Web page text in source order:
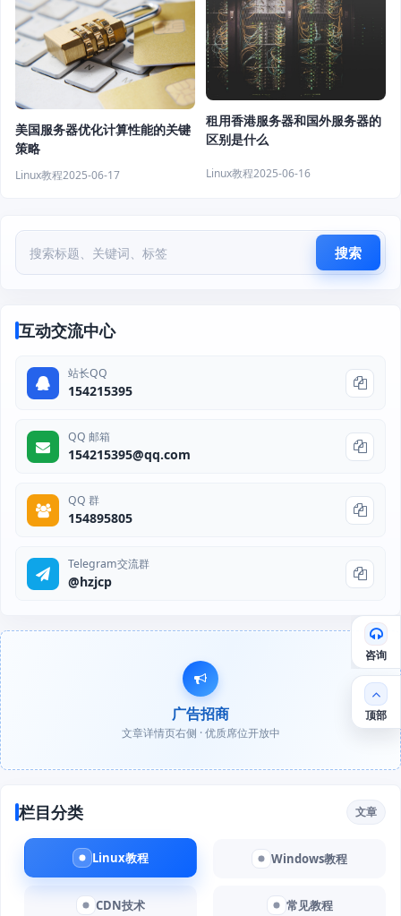
美国服务器优化计算性能的关键
策略
Linux教程2025-06-17
租用香港服务器和国外服务器的
区别是什么
Linux教程2025-06-16
搜索
互动交流中心
站长QQ
154215395
QQ 邮箱
154215395@qq.com
QQ 群
154895805
Telegram交流群
@hzjcp
广告招商
文章详情页右侧 · 优质席位开放中
栏目分类 文章
Linux教程 Windows教程
CDN技术 常见教程
咨询
顶部